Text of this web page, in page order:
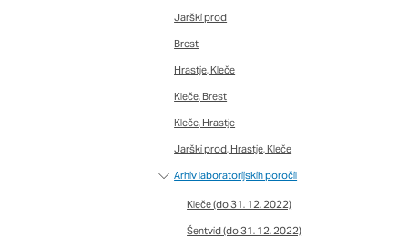
Jarški prod
Brest
Hrastje, Kleče
Kleče, Brest
Kleče, Hrastje
Jarški prod, Hrastje, Kleče
Arhiv laboratorijskih poročil
Kleče (do 31. 12. 2022)
Šentvid (do 31. 12. 2022)
so združeni
spletno mesto.
lahko uporabljajo za
na drugih spletnih
zavrnete uporabo